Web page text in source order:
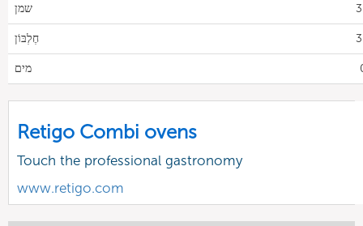
שמן
חֶלְבּוֹן
מים
Retigo Combi ovens
Touch the professional gastronomy
www.retigo.com